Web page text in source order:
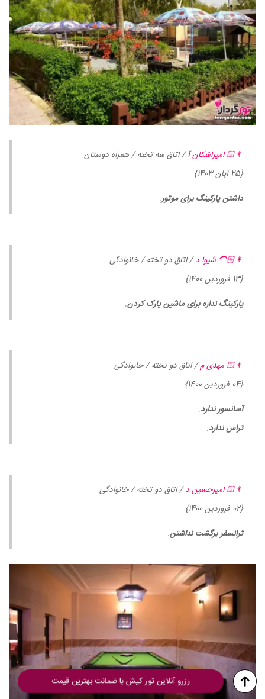
👨🏻 امیراشکان آ/ اتاق سه تخته / همراه دوستان
{25 آبان 1403}
داشتن پارکینگ برای موتور.
👩🏻‍🦱 شیوا د/ اتاق دو تخته / خانوادگی
{13 فروردین 1400}
پارکینگ نداره برای ماشین پارک کردن.
👨🏻 مهدی م/ اتاق دو تخته / خانوادگی
{04 فروردین 1400}
آسانسور ندارد.
تراس ندارد.
👨🏻 امیرحسین د/ اتاق دو تخته / خانوادگی
{02 فروردین 1400}
ترانسفر برگشت نداشتن.
رزرو آنلاین تور کیش با ضمانت بهترین قیمت